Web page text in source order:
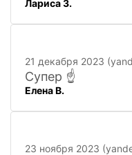
офиса. Удобно.
нужно, и по
искать
Лариса З.
21 декабря 2023
Супер ☝️
Елена В.
23 ноября 2023